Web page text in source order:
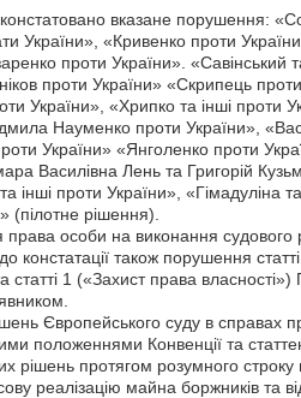
вказане порушення:
України», «Кривенко проти
проти України».
проти України» «Скрипець
України», «Хрипко та інші проти
Науменко проти України»,
України» «Янголенко проти
Василівна Лень та Григорій
інші проти України», «Гімадуліна
(пілотне рішення).
особи на виконання судового
констатації також порушення
статті 1 («Захист права
Європейського суду в справах
положеннями Конвенції та
рішень протягом розумного строку
реалізацію майна боржників та